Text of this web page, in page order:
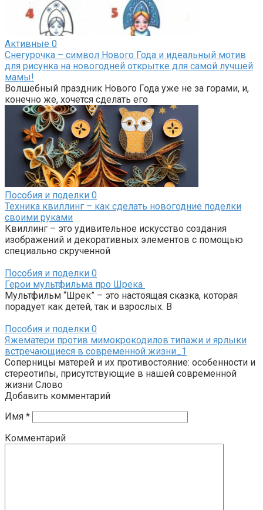
Активные 0
Снегурочка – символ Нового Года и идеальный мотив
для рисунка на новогодней открытке для самой лучшей
мамы!
Волшебный праздник Нового Года уже не за горами, и,
конечно же, хочется сделать его
Пособия и поделки 0
Техника квиллинг – как сделать новогодние поделки
своими руками
Квиллинг – это удивительное искусство создания
изображений и декоративных элементов с помощью
специально скрученной
Пособия и поделки 0
Герои мультфильма про Шрека
Мультфильм “Шрек” – это настоящая сказка, которая
порадует как детей, так и взрослых. В
Пособия и поделки 0
Яжематери против мимокрокодилов типажи и ярлыки
встречающиеся в современной жизни_1
Соперницы матерей и их противостояние: особенности и
стереотипы, присутствующие в нашей современной
жизни Слово
Добавить комментарий
Имя *
Комментарий